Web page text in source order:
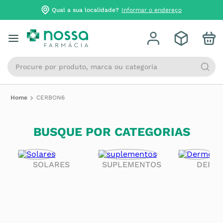
Qual a sua localidade? Informar o endereço
Procure por produto, marca ou categoria
CERBON6
BUSQUE POR CATEGORIAS
SOLARES SUPLEMENTOS